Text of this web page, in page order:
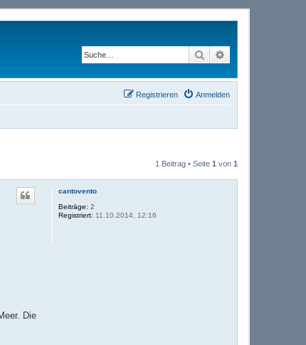
Suche
Anmelden
Registrieren
1 Beitrag • Seite 1 von 1
cantovento
Beiträge: 2
Registriert: 11.10.2014, 12:16
Die